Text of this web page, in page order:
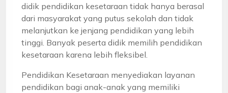
didik pendidikan kesetaraan tidak hanya berasal
dari masyarakat yang putus sekolah dan tidak
melanjutkan ke jenjang pendidikan yang lebih
tinggi. Banyak peserta didik memilih pendidikan
kesetaraan karena lebih fleksibel.
Pendidikan Kesetaraan menyediakan layanan
pendidikan bagi anak-anak yang memiliki